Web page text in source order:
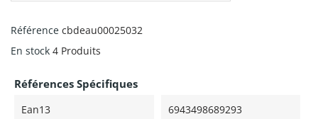
Référence cbdeau00025032
En stock 4 Produits
Références Spécifiques
Ean13 6943498689293